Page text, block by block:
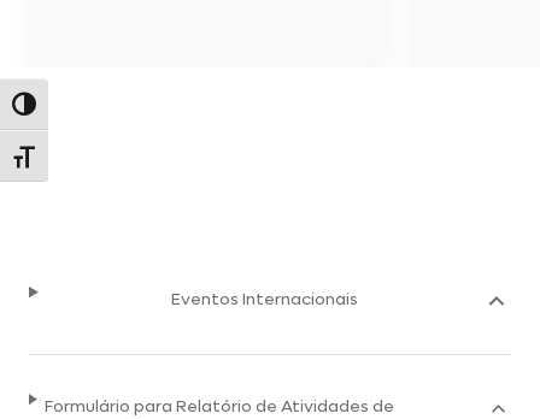
Alternar alto contraste
Alternar tamanho da fonte
Eventos Internacionais
Formulário para Relatório de Atividades de